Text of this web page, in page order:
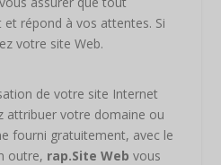
répond à vos attentes. Si
votre site Web.
de votre site Internet
attribuer votre domaine ou
fourni gratuitement, avec le
outre, rap.Site Web vous